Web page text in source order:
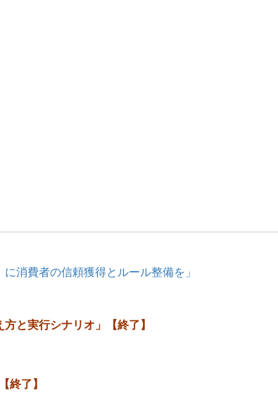
消費者の信頼獲得とルール整備を」
行シナリオ」【終了】
了】